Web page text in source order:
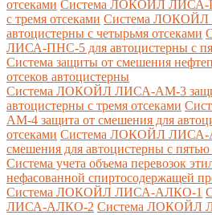
отсеками Система ЛОКОЙЛ ЛИСА-
с тремя отсеками Система
автоцистерны с четырьмя отсеками
ЛИСА-ПНС-5 для автоцистерны с
Система защиты от смешения
отсеков автоцистерны
Система ЛОКОЙЛ ЛИСА-AM-3
автоцистерны с тремя отсеками
AM-4 защита от смешения для
отсеками Система ЛОКОЙЛ ЛИСА-
смешения для автоцистерны с пятью
Система учета объема перевозок
нефасованной спиртосодержащей
Система ЛОКОЙЛ ЛИСА-AЛКО-1
ЛИСА-АЛКО-2 Система ЛОКОЙЛ